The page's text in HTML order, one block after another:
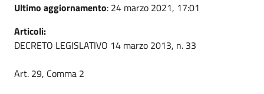
Ultimo aggiornamento: 24 marzo 2021, 17:01
Articoli:
DECRETO LEGISLATIVO 14 marzo 2013, n. 33
Art. 29, Comma 2